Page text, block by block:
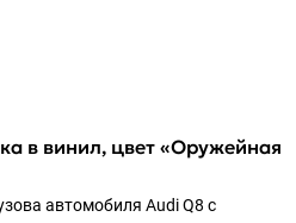
в винил, цвет «Оружейная
автомобиля Audi Q8 с